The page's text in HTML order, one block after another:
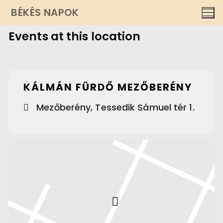
Ugrás
a
tartalomra
BÉKÉS NAPOK
Events at this location
KÁLMÁN FÜRDŐ MEZŐBERÉNY
Mezőberény, Tessedik Sámuel tér 1.